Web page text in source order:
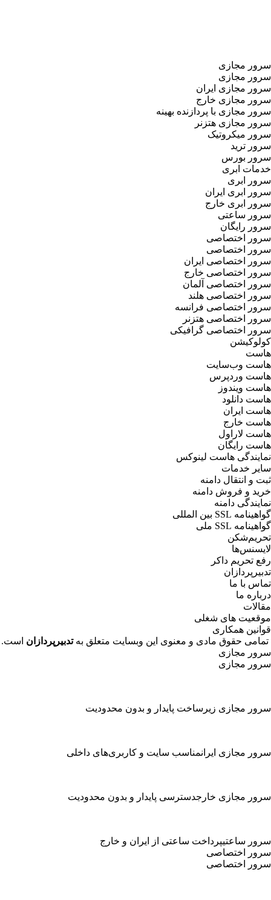
سرور مجازی
سرور مجازی
سرور مجازی ایران
سرور مجازی خارج
سرور مجازی با پردازنده بهینه
سرور مجازی هتزنر
سرور میکروتیک
سرور ترید
سرور بورس
خدمات ابری
سرور ابری
سرور ابری ایران
سرور ابری خارج
سرور ساعتی
سرور رایگان
سرور اختصاصی
سرور اختصاصی
سرور اختصاصی ایران
سرور اختصاصی خارج
سرور اختصاصی آلمان
سرور اختصاصی هلند
سرور اختصاصی فرانسه
سرور اختصاصی هتزنر
سرور اختصاصی گرافیکی
کولوکیشن
هاست
هاست وب‌سایت
هاست وردپرس
هاست ویندوز
هاست دانلود
هاست ایران
هاست خارج
هاست لاراول
هاست رایگان
نمایندگی هاست لینوکس
سایر خدمات
ثبت و انتقال دامنه
خرید و فروش دامنه
نمایندگی دامنه
گواهینامه SSL بین المللی
گواهینامه SSL ملی
تحریم‌شکن
لایسنس‌ها
رفع تحریم داکر
تدبیرپردازان
تماس با ما
درباره ما
مقالات
موقعیت های شغلی
قوانین همکاری
تمامی حقوق مادی و معنوی این وبسایت متعلق بهتدبیرپردازان است.​
سرور مجازی
سرور مجازی
سرور مجازی زیرساخت پایدار و بدون محدودیت
سرور مجازی ایرانمناسب سایت و کاربری‌های داخلی
سرور مجازی خارجدسترسی پایدار و بدون محدودیت
سرور ساعتیپرداخت ساعتی از ایران و خارج
سرور اختصاصی
سرور اختصاصی